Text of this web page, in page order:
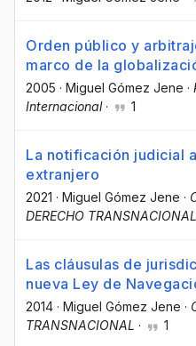
Orden público y
marco de la
2005 · Miguel Gómez Jene ·
Internacional· 1
La notificación judicial
extranjero
2021 · Miguel Gómez Jene ·
DERECHO TRANSNACIONAL
Las cláusulas de
nueva Ley de
2014 · Miguel Gómez Jene ·
TRANSNACIONAL · 1